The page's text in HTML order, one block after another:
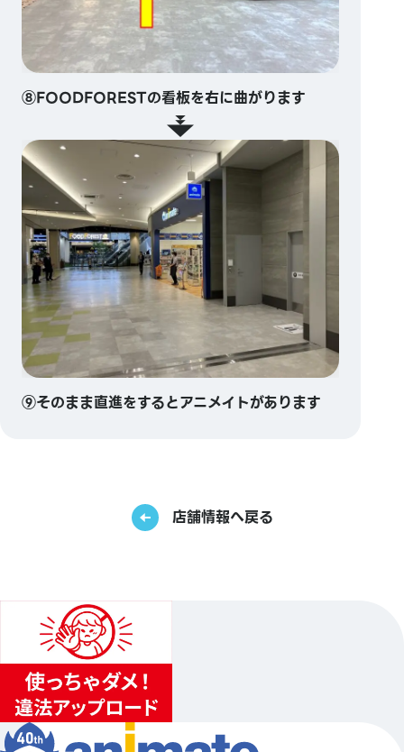
⑧FOODFORESTの看板を右に曲がります
⑨そのまま直進をするとアニメイトがあります
店舗情報へ戻る